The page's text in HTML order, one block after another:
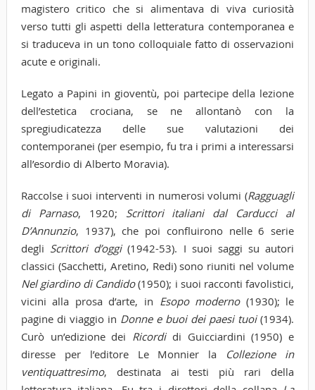
magistero critico che si alimentava di viva curiosità
verso tutti gli aspetti della letteratura contemporanea e
si traduceva in un tono colloquiale fatto di osservazioni
acute e originali.
Legato a Papini in gioventù, poi partecipe della lezione
dell’estetica crociana, se ne allontanò con la
spregiudicatezza delle sue valutazioni dei
contemporanei (per esempio, fu tra i primi a interessarsi
all’esordio di Alberto Moravia).
Raccolse i suoi interventi in numerosi volumi (Ragguagli
di Parnaso, 1920; Scrittori italiani
dal Carducci al
D’Annunzio, 1937), che poi confluirono nelle 6 serie
degli Scrittori d’oggi(1942-53). I suoi saggi su autori
classici (Sacchetti, Aretino, Redi) sono riuniti nel volume
Nel giardino di Candido(1950); i suoi racconti favolistici,
vicini alla prosa d’arte, in Esopo moderno(1930); le
pagine di viaggio in Donne e buoi dei paesi tuoi(1934).
Curò un’edizione dei Ricordidi Guicciardini (1950) e
diresse per l’editore Le Monnier la Collezione in
ventiquattresimo, destinata ai testi più rari della